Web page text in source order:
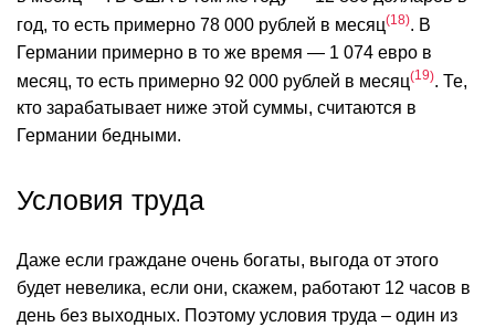
год, то есть примерно 78 000 рублей в месяц 18 . В
Германии примерно в то же время — 1 074 евро в
месяц, то есть примерно 92 000 рублей в месяц 19 . Те,
кто зарабатывает ниже этой суммы, считаются в
Германии бедными.
Условия труда
Даже если граждане очень богаты, выгода от этого
будет невелика, если они, скажем, работают 12 часов в
день без выходных. Поэтому условия труда – один из